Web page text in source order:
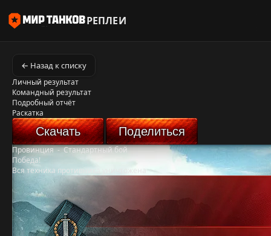
РЕПЛЕИ
← Назад к списку
Личный результат
Командный результат
Подробный отчёт
Раскатка
Скачать Поделиться
Провинция-Стандартный бой
Победа!
Вся техника противника уничтожена